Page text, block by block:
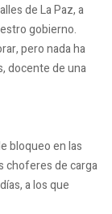
de La Paz, a
gobierno.
pero nada ha
docente de una
bloqueo en las
choferes de carga
a los que